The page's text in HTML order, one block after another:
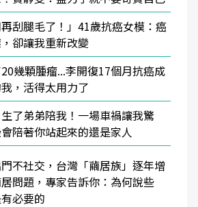
再刮腿毛了！」41歲抗癌女模：癌
卻讓我重新改變
幾顆腫瘤...李開復17個月抗癌成
，活得太用力了
了弟弟陪我！一場車禍讓我驚
陪著你站起來的還是家人
不社交，台灣「繭居族」逐年增
問題，專家告訴你：為何說些
有必要的